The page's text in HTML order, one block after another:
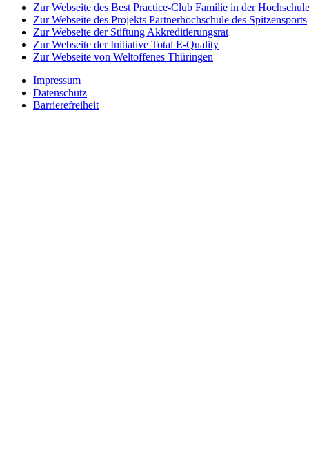
Zur Webseite des Best Practice-Club Familie in der Hochschule
Zur Webseite des Projekts Partnerhochschule des Spitzensports
Zur Webseite der Stiftung Akkreditierungsrat
Zur Webseite der Initiative Total E-Quality
Zur Webseite von Weltoffenes Thüringen
Impressum
Datenschutz
Barrierefreiheit